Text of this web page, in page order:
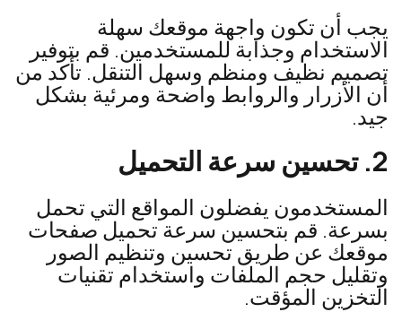
يجب أن تكون واجهة موقعك سهلة
الاستخدام وجذابة للمستخدمين. قم بتوفير
تصميم نظيف ومنظم وسهل التنقل. تأكد من
أن الأزرار والروابط واضحة ومرئية بشكل
جيد.
2. تحسين سرعة التحميل
المستخدمون يفضلون المواقع التي تحمل
بسرعة. قم بتحسين سرعة تحميل صفحات
موقعك عن طريق تحسين وتنظيم الصور
وتقليل حجم الملفات واستخدام تقنيات
التخزين المؤقت.